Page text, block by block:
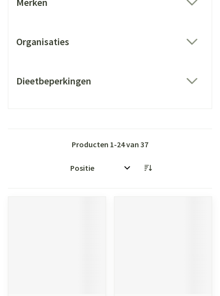
Organisaties
Dieetbeperkingen
Producten 1-24van 37
Sorteer op: